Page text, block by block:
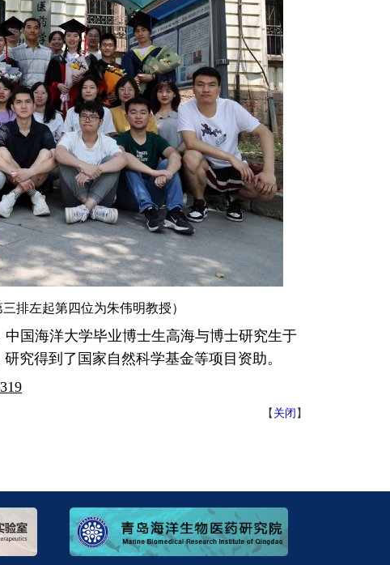
排左起第四位为朱伟明教授）
国海洋大学毕业博士生高海与博士研究生于
究得到了国家自然科学基金等项目资助。
【关闭】